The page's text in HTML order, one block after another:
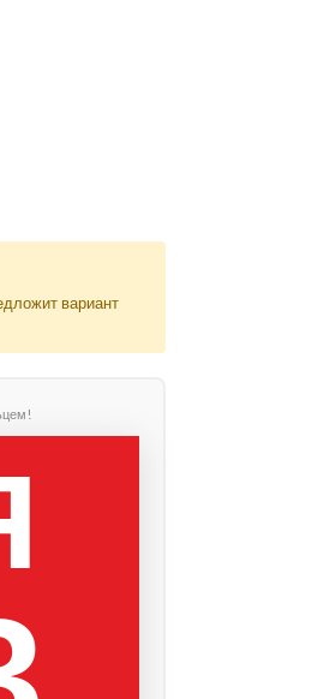
вариант